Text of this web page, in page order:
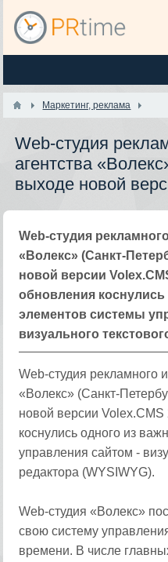
Маркетинг, реклама
Web-студия
агентства
выходе новой
Web-студия
«Волекс» (Санкт-
новой версии
обновления
элементов системы
визуального
Web-студия рекламного
«Волекс» (Санкт-
новой версии
коснулись одного из
управления сайтом -
редактора (WYSIWYG).
Web-студия «Волекс»
свою систему
времени. В числе